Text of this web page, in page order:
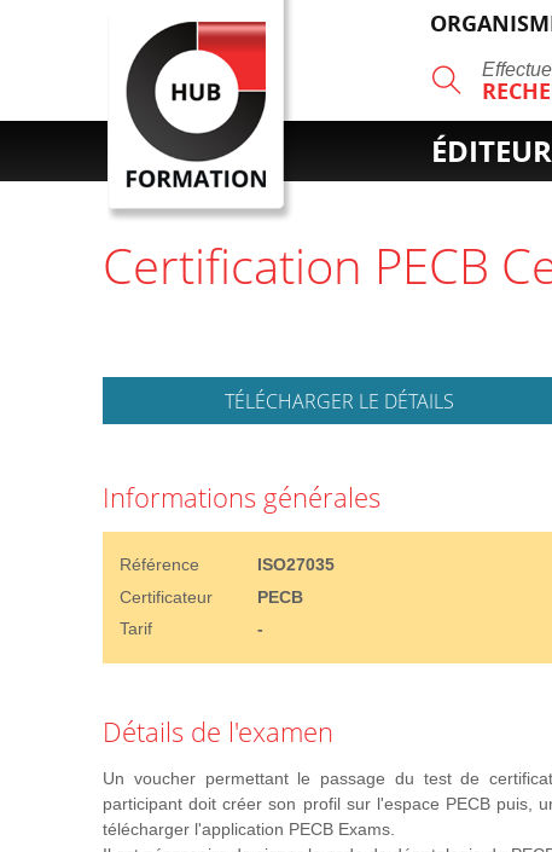
Certification PECB
TÉLÉCHARGER LE DÉTAILS
Informations générales
Référence
ISO27035
Certificateur
PECB
Tarif
-
Détails de l'examen
Un voucher permettant le passage du test de
participant doit créer son profil sur l'espace PECB puis,
télécharger l'application PECB Exams.